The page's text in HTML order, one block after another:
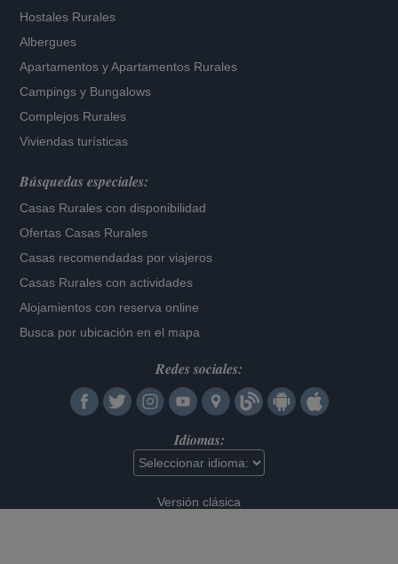
Hostales Rurales
Albergues
Apartamentos yApartamentos Rurales
Campings y Bungalows
Complejos Rurales
Viviendas turísticas
Búsquedas especiales:
Casas Rurales con disponibilidad
Ofertas Casas Rurales
Casas recomendadas por viajeros
Casas Rurales con actividades
Alojamientos con reserva online
Busca por ubicación en el mapa
Redes sociales:
Idiomas:
Versión clásica